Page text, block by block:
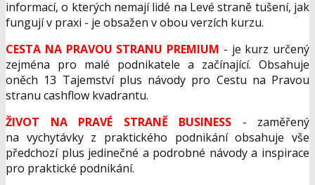
informací, o kterých nemají lidé na Levé straně tušení, jak
fungují v praxi - je obsažen v obou verzích kurzu.
CESTA NA PRAVOU STRANU PREMIUM - je kurz určený
zejména pro malé podnikatele a začínající. Obsahuje
oněch 13 Tajemství plus návody pro Cestu na Pravou
stranu cashflow kvadrantu.
ŽIVOT NA PRAVÉ STRANĚ BUSINESS - zaměřený
na vychytávky z praktického podnikání obsahuje vše
předchozí plus jedinečné a podrobné návody a inspirace
pro praktické podnikání.